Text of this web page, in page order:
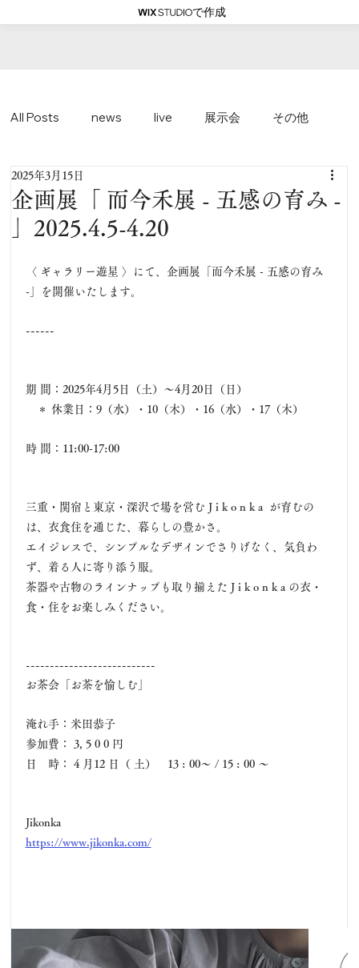
で作成
All Posts news live 展示会 その他
企画展「 而今禾展 - 五感の育み -
」2025.4.5-4.20
2025年3月15日
〈 ギャラリー遊星 〉にて、企画展「
而今禾展 - 五感の育み
- 」を開催いたします。
------
期 間：2025年4月5日（土）～4月20日（日）
＊ 休業日： 9（水）・10（木）・16（水）・17（木）
時 間：11:00-17:00
三重・関宿と東京・深沢で場を営む J i k o n k a  が育むの
は、衣食住を通じた、暮らしの豊かさ。
エイジレスで、シンプルなデザインでさりげなく、気負わ
ず、着る人に寄り添う服。
茶器や古物のラインナップも取り揃えた J i k o n k a の衣・
食・住をお楽しみください。
---------------------------
お茶会「お茶を愉しむ」
淹れ手：米田恭子
参加費： 3, 5 0 0 円
日　時： 4 月12 日（ 土）　13 : 00～ / 15 : 00 ～
Jikonka
https://www.jikonka.com/